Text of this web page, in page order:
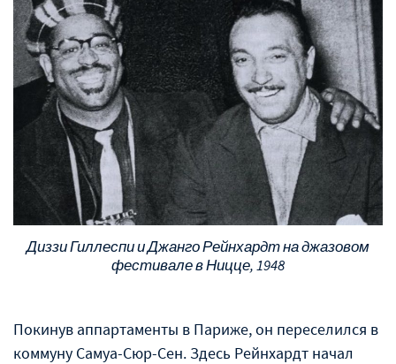
Диззи Гиллеспи и Джанго Рейнхардт на джазовом
фестивале в Ницце, 1948
Покинув аппартаменты в Париже, он переселился в
коммуну Самуа-Сюр-Сен. Здесь Рейнхардт начал